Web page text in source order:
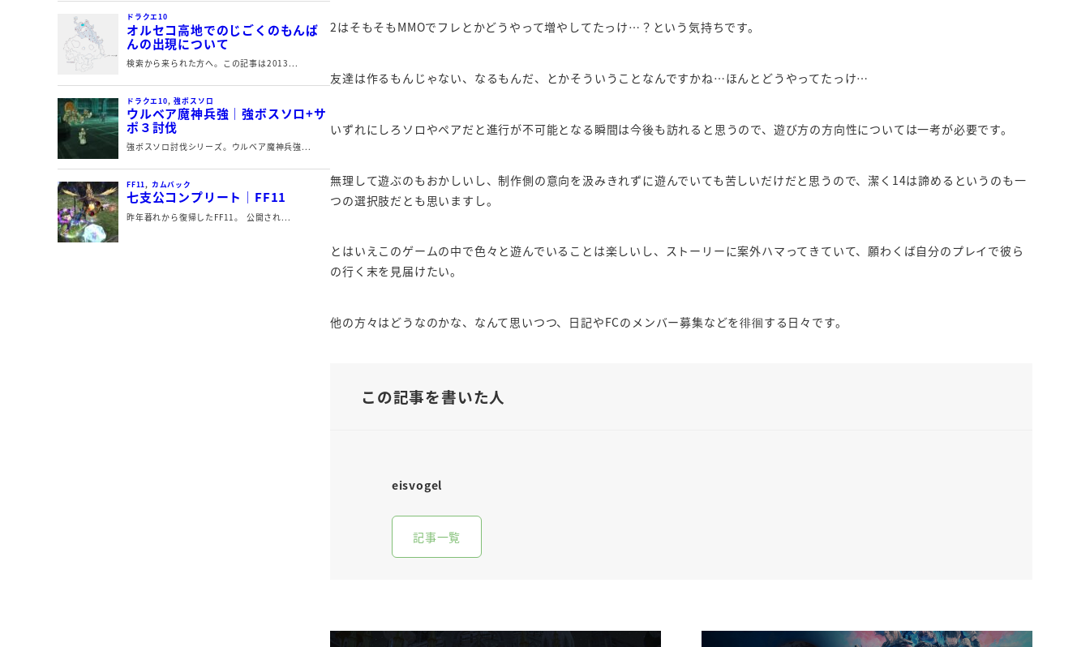
2はそもそもMMOでフレとかどうやって増やしてたっけ…？という気持ちです。
友達は作るもんじゃない、なるもんだ、とかそういうことなんですかね…ほんとどうやってたっけ…
いずれにしろソロやペアだと進行が不可能となる瞬間は今後も訪れると思うので、遊び方の方向性については一考が必要です。
無理して遊ぶのもおかしいし、制作側の意向を汲みきれずに遊んでいても苦しいだけだと思うので、潔く14は諦めるというのも一
つの選択肢だとも思いますし。
とはいえこのゲームの中で色々と遊んでいることは楽しいし、ストーリーに案外ハマってきていて、願わくば自分のプレイで彼ら
の行く末を見届けたい。
他の方々はどうなのかな、なんて思いつつ、日記やFCのメンバー募集などを徘徊する日々です。
この記事を書いた人
eisvogel
記事一覧